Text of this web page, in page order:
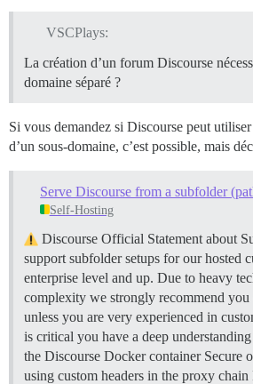
VSCPlays:
La création d’un forum Discourse
domaine séparé ?
Si vous demandez si Discourse peut
d’un sous-domaine, c’est possible, mais
Self-Hosting
Discourse Official Statement about
support subfolder setups for our hosted
enterprise level and up. Due to heavy
complexity we strongly recommend you
unless you are very experienced in
is critical you have a deep
the Discourse Docker container Secure
using custom headers in the proxy